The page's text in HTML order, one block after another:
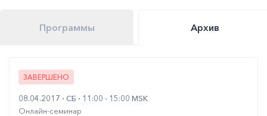
Программы Архив
ЗАВЕРШЕНО
08.04.2017 СБ
11:00 - 15:00 MSK
Онлайн-семинар